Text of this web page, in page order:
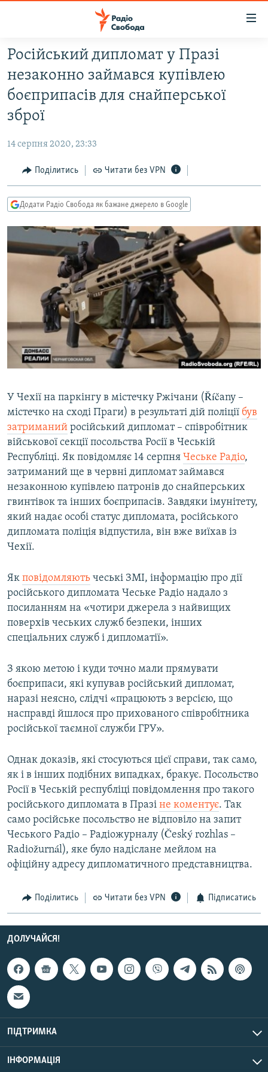
Перейти
до
основного
матеріалу
Перейти
до
навігації
Перейти
пошуку
РАДІО СВОБОДА – 70 РОКІВ
ВСЕ ЗА ДОБУ
СТАТТІ
ЕКОНОМІКА
СУСПІЛЬСТВО
СПОРТ
СВІТ
ВІЙНА
РОСІЙСЬКА «ФІЛЬТРАЦІЯ»
ДОНБАС.РЕАЛІЇ
ТИ ЯК?
КИТАЙ.ВИКЛИКИ
МУЛЬТИМЕДІА
СПЕЦПРОЄКТИ
ПОДКАСТИ
РУС
УКР
КТАТ
Усі сайти RFE/RL
Російський дипломат у Празі
незаконно займався купівлею
боєприпасів для снайперської
зброї
14 серпня 2020, 23:33
Поділитись Читати без VPN
Додати Радіо Свобода як бажане джерело в Google
У Чехії на паркінгу в містечку Ржічани (Říčany –
містечко на сході Праги) в результаті дій поліції був
затриманий російський дипломат – співробітник
військової секції посольства Росії в Чеській
Республіці. Як повідомляє 14 серпня Чеське Радіо,
затриманий ще в червні дипломат займався
незаконною купівлею патронів до снайперських
гвинтівок та інших боєприпасів. Завдяки імунітету,
який надає особі статус дипломата, російського
дипломата поліція відпустила, він вже виїхав із
Чехії.
Як повідомляють чеські ЗМІ, інформацію про дії
російського дипломата Чеське Радіо надало з
посиланням на «чотири джерела з найвищих
поверхів чеських служб безпеки, інших
спеціальних служб і дипломатії».
З якою метою і куди точно мали прямувати
боєприпаси, які купував російський дипломат,
наразі неясно, слідчі «працюють з версією, що
насправді йшлося про прихованого співробітника
російської таємної служби ГРУ».
Однак доказів, які стосуються цієї справи, так само,
як і в інших подібних випадках, бракує. Посольство
Росії в Чеській республіці повідомлення про такого
російського дипломата в Празі не коментує. Так
само російське посольство не відповіло на запит
Чеського Радіо – Радіожурналу (Český rozhlas –
Radiožurnál), яке було надіслане мейлом на
офіційну адресу дипломатичного представництва.
Поділитись Читати без VPN Підписатись
ДОЛУЧАЙСЯ!
ПІДТРИМКА
ІНФОРМАЦІЯ